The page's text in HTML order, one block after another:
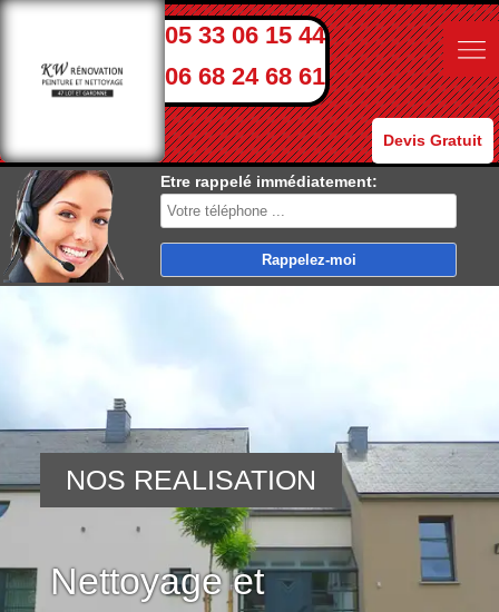
05 33 06 15 44
06 68 24 68 61
Devis Gratuit
Etre rappelé immédiatement:
Nettoyage et
NOS REALISATION